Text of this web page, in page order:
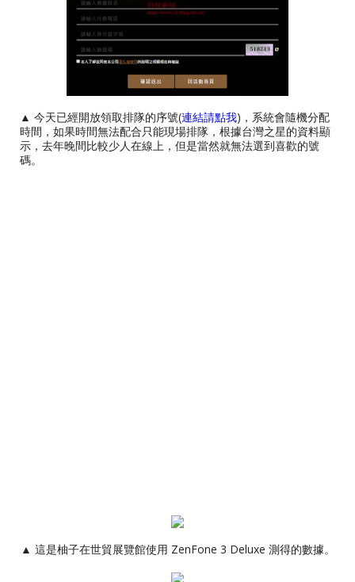
▲ 今天已經開放領取排隊的序號(連結請點我)，系統會隨機分配
時間，如果時間無法配合只能現場排隊，根據台灣之星的資料顯
示，去年晚間比較少人在線上，但是當然就無法選到喜歡的號
碼。
▲ 這是柚子在世貿展覽館使用 ZenFone 3 Deluxe 測得的數據。